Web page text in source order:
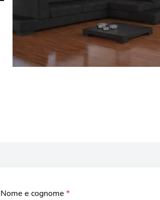
Nome e cognome *